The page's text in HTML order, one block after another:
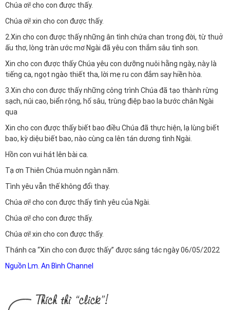
Chúa ơi! cho con được thấy.
Chúa ơi! xin cho con được thấy.
2.Xin cho con được thấy những ân tình chứa chan trong đời, từ thuở
ấu thơ, lòng tràn ước mơ Ngài đã yêu con thắm sâu tình son.
Xin cho con được thấy Chúa yêu con dưỡng nuôi hằng ngày, này là
tiếng ca, ngọt ngào thiết tha, lời mẹ ru con đắm say hiền hòa.
3.Xin cho con được thấy những công trình Chúa đã tạo thành rừng
sạch, núi cao, biển rộng, hố sâu, trùng điệp bao la bước chân Ngài
qua
Xin cho con được thấy biết bao điều Chúa đã thực hiện, lạ lùng biết
bao, kỳ diệu biết bao, nào cùng ca lên tán dương tình Ngài.
Hồn con vui hát lên bài ca.
Tạ ơn Thiên Chúa muôn ngàn năm.
Tình yêu vẫn thế không đổi thay.
Chúa ơi! cho con được thấy tình yêu của Ngài.
Chúa ơi! cho con được thấy.
Chúa ơi! xin cho con được thấy.
Thánh ca “Xin cho con được thấy” được sáng tác ngày 06/05/2022
Nguồn Lm. An Bình Channel